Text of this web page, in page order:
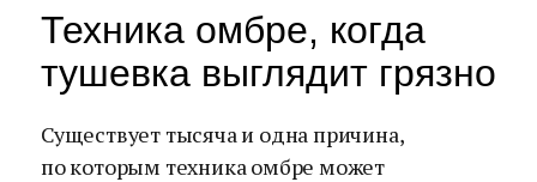
Техника омбре, когда
тушевка выглядит грязно
Существует тысяча и одна причина,
по которым техника омбре может